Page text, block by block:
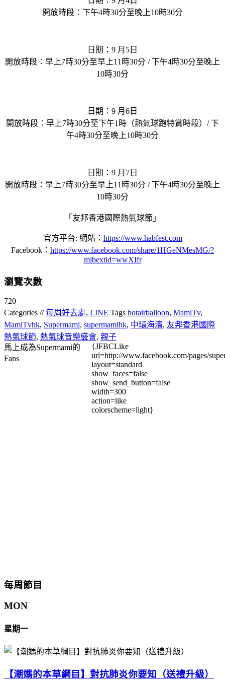
開放時段：下午4時30分至晚上10時30分
日期：9 月5日
開放時段：早上7時30分至早上11時30分 / 下午4時30分至晚上
10時30分
日期：9 月6日
開放時段：早上7時30分至下午1時（熱氣球跑特賞時段）/ 下
午4時30分至晚上10時30分
日期：9 月7日
開放時段：早上7時30分至早上11時30分 / 下午4時30分至晚上
10時30分
「友邦香港國際熱氣球節」
官方平台: 網站： https://www.habfest.com
Facebook： https://www.facebook.com/share/1HGeNMesMG/?
mibextid=wwXIfr
瀏覽次數
720
Categories //每周好去處, LINE Tags hotairballoon, MamiTv,
MamiTvhk, Supermami, supermamihk, 中環海濱, 友邦香港國際
熱氣球節, 熱氣球音樂盛會, 親子
馬上成為Supermami的
Fans
{JFBCLike
url=http://www.facebook.com/pages/
layout=standard
show_faces=false
show_send_button=false
width=300
action=like
colorscheme=light}
每周節目
MON
星期一
【潮媽的本草綱目】對抗肺炎你要知（送禮升級）